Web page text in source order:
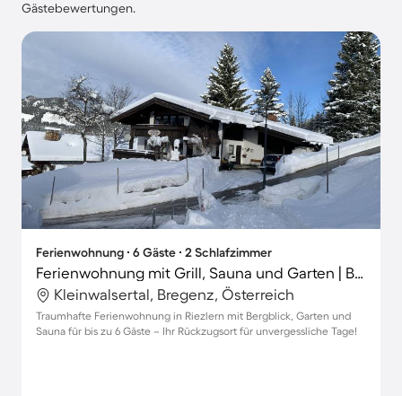
Gästebewertungen.
Ferienwohnung ∙ 6 Gäste ∙ 2 Schlafzimmer
Ferienwohnung mit Grill, Sauna und Garten | Bergblick
Kleinwalsertal, Bregenz, Österreich
Traumhafte Ferienwohnung in Riezlern mit Bergblick, Garten und
Sauna für bis zu 6 Gäste – Ihr Rückzugsort für unvergessliche Tage!